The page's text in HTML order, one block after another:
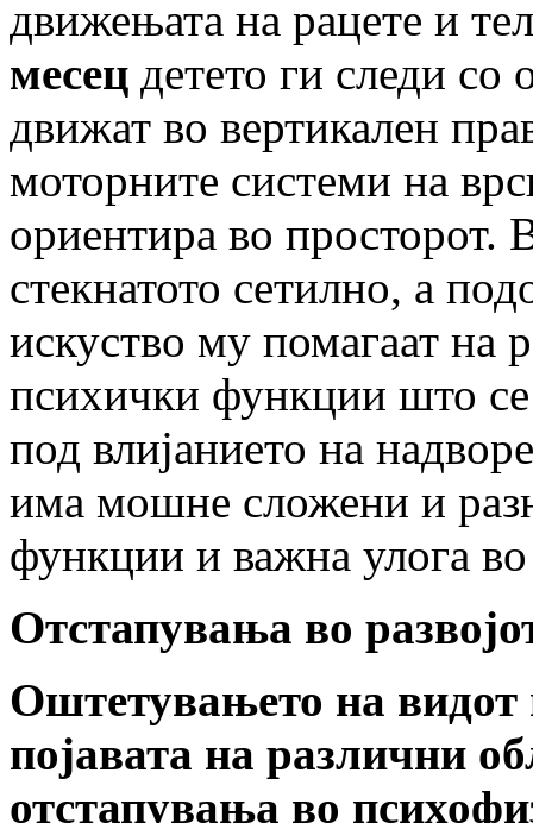
движењата на рацете и
месец детето ги следи со
движат во вертикален
моторните системи на
ориентира во просторот.
стекнатото сетилно, а
искуство му помагаат на
психички функции што се
под влијанието на
има мошне сложени и
функции и важна улога во
Отстапувања во
Оштетувањето на видот
појавата на различни
отстапувања во